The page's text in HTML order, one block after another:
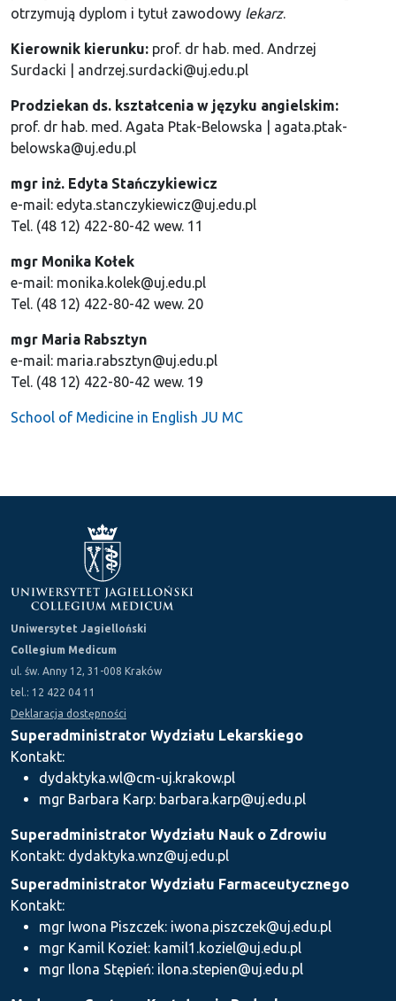
otrzymują dyplom i tytuł zawodowy lekarz.
Kierownik kierunku: prof. dr hab. med. Andrzej
Surdacki | andrzej.surdacki@uj.edu.pl
Prodziekan ds. kształcenia w języku angielskim:
prof. dr hab. med. Agata Ptak-Belowska | agata.ptak-
belowska@uj.edu.pl
mgr inż. Edyta Stańczykiewicz
e-mail: edyta.stanczykiewicz@uj.edu.pl
Tel. (48 12) 422-80-42 wew. 11
mgr Monika Kołek
e-mail: monika.kolek@uj.edu.pl
Tel. (48 12) 422-80-42 wew. 20
mgr Maria Rabsztyn
e-mail: maria.rabsztyn@uj.edu.pl
Tel. (48 12) 422-80-42 wew. 19
School of Medicine in English JU MC
Uniwersytet Jagielloński
Collegium Medicum
ul. św. Anny 12, 31-008 Kraków
tel.: 12 422 04 11
Deklaracja dostępności
Superadministrator Wydziału Lekarskiego
Kontakt:
dydaktyka.wl@cm-uj.krakow.pl
mgr Barbara Karp: barbara.karp@uj.edu.pl
Superadministrator Wydziału Nauk o Zdrowiu
Kontakt: dydaktyka.wnz@uj.edu.pl
Superadministrator Wydziału Farmaceutycznego
Kontakt:
mgr Iwona Piszczek: iwona.piszczek@uj.edu.pl
mgr Kamil Kozieł: kamil1.koziel@uj.edu.pl
mgr Ilona Stępień: ilona.stepien@uj.edu.pl